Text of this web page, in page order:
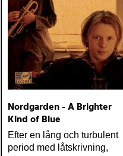
Nordgarden - A Brighter
Kind of Blue
Efter en lång och turbulent
period med låtskrivning,